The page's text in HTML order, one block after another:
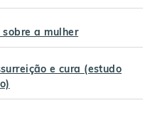
a mulher
e cura (estudo